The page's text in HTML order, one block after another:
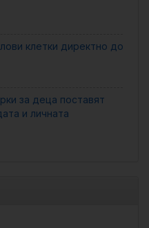
клетки директно до
за деца поставят
и личната